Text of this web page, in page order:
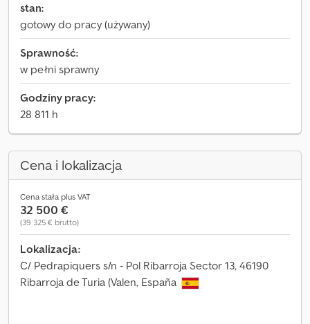
stan:
gotowy do pracy (używany)
Sprawność:
w pełni sprawny
Godziny pracy:
28 811 h
Cena i lokalizacja
Cena stała plus VAT
32 500 €
(39 325 € brutto)
Lokalizacja:
C/ Pedrapiquers s/n - Pol Ribarroja Sector 13, 46190
Ribarroja de Turia (Valen, España